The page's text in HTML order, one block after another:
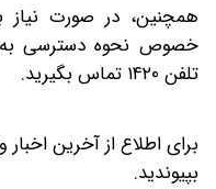
همچنین، در صورت نیاز
خصوص نحوه دسترسی به
تلفن ۱۴۲۰ تماس بگیرید.
برای اطلاع از آخرین
بپیوندید.